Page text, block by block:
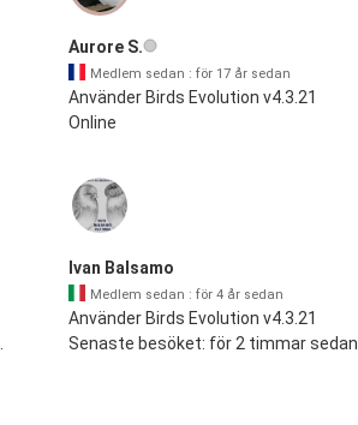
Aurore S.
Medlem sedan : för 17 år sedan
Använder Birds Evolution v4.3.21
Online
Ivan Balsamo
Medlem sedan : för 4 år sedan
Använder Birds Evolution v4.3.21
Senaste besöket: för 2 timmar sedan.